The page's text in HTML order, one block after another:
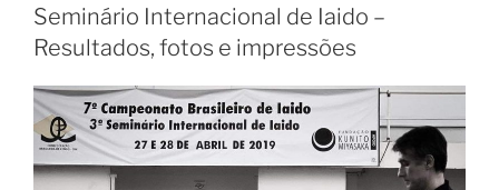
Seminário Internacional de Iaido –
Resultados, fotos e impressões